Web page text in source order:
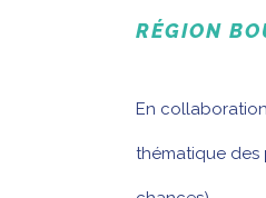
RÉGION
En
thématique des